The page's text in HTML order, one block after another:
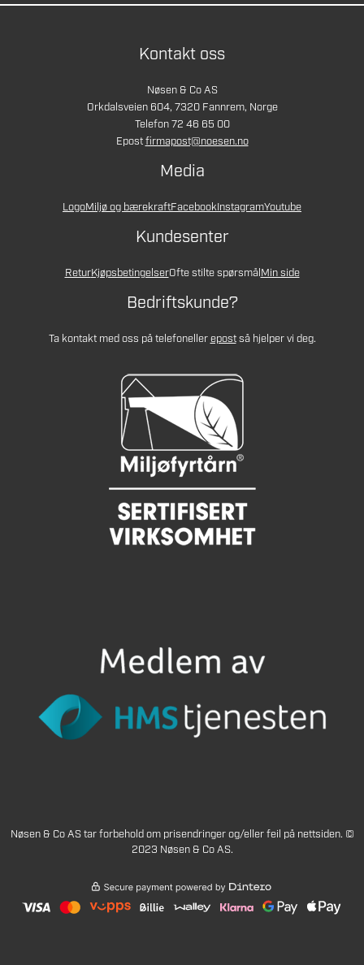
Kontakt oss
Nøsen & Co AS
Orkdalsveien 604, 7320 Fannrem, Norge
Telefon 72 46 65 00
Epostfirmapost@noesen.no
Media
LogoMiljø og bærekraftFacebookInstagramYoutube
Kundesenter
ReturKjøpsbetingelserOfte stilte spørsmålMin side
Bedriftskunde?
Ta kontakt med oss på telefonellerepostså hjelper vi deg.
Nøsen & Co AS tar forbehold om prisendringer og/eller feil på nettsiden. ©
2023 Nøsen & Co AS.